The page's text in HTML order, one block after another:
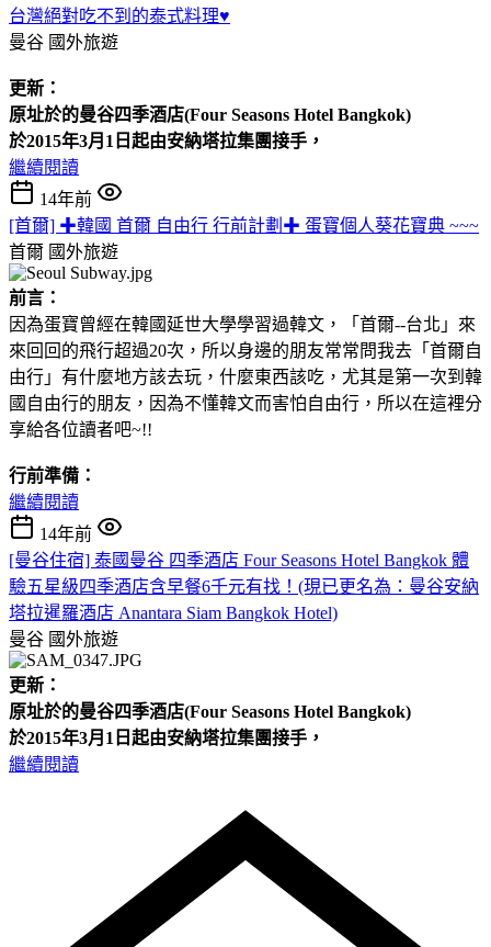
台灣絕對吃不到的泰式料理♥
曼谷 國外旅遊
更新：
原址於的曼谷四季酒店(Four Seasons Hotel Bangkok)
於2015年3月1日起由安納塔拉集團接手，
繼續閱讀
14年前
[首爾] ✚韓國 首爾 自由行 行前計劃✚ 蛋寶個人葵花寶典 ~~~
首爾 國外旅遊
前言：
因為蛋寶曾經在韓國延世大學學習過韓文，「首爾--台北」來
來回回的飛行超過20次，所以身邊的朋友常常問我去「首爾自
由行」有什麼地方該去玩，什麼東西該吃，尤其是第一次到韓
國自由行的朋友，因為不懂韓文而害怕自由行，所以在這裡分
享給各位讀者吧~!!
行前準備：
繼續閱讀
14年前
[曼谷住宿] 泰國曼谷 四季酒店 Four Seasons Hotel Bangkok 體
驗五星級四季酒店含早餐6千元有找！(現已更名為：曼谷安納
塔拉暹羅酒店 Anantara Siam Bangkok Hotel)
曼谷 國外旅遊
更新：
原址於的曼谷四季酒店(Four Seasons Hotel Bangkok)
於2015年3月1日起由安納塔拉集團接手，
繼續閱讀